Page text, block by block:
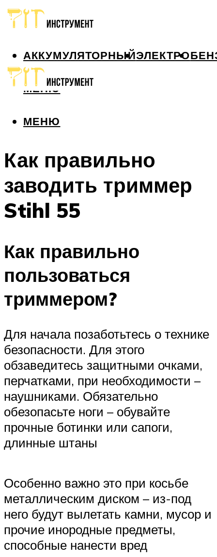
АККУМУЛЯТОРНЫЙЭЛЕКТРО
МЕНЮ
МЕНЮ
Как правильно
заводить триммер
Stihl 55
Как правильно
пользоваться
триммером?
Для начала позаботьтесь о технике
безопасности. Для этого
обзаведитесь защитными очками,
перчатками, при необходимости –
наушниками. Обязательно
обезопасьте ноги – обувайте
прочные ботинки или сапоги,
длинные штаны
Особенно важно это при косьбе
металлическим диском – из-под
него будут вылетать камни, мусор и
прочие инородные предметы,
способные нанести вред